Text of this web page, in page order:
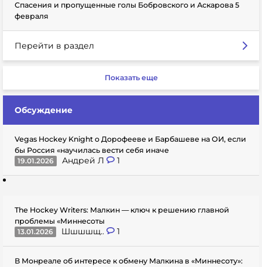
Спасения и пропущенные голы Бобровского и Аскарова 5
февраля
Перейти в раздел
Показать еще
Обсуждение
Vegas Hockey Knight о Дорофееве и Барбашеве на ОИ, если
бы Россия «научилась вести себя иначе
19.01.2026
Андрей Л 1
The Hockey Writers: Малкин — ключ к решению главной
проблемы «Миннесоты
13.01.2026
Шшшшщ.. 1
В Монреале об интересе к обмену Малкина в «Миннесоту»: